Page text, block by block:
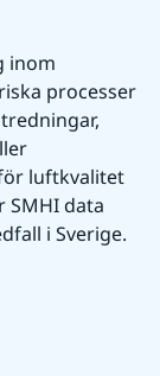
inom
processer
luftkvalitet
SMHI data
i Sverige.